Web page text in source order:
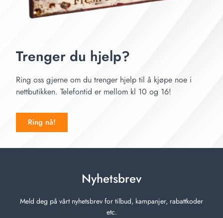
Trenger du hjelp?
Ring oss gjerne om du trenger hjelp til å kjøpe noe i
nettbutikken. Telefontid er mellom kl 10 og 16!
Ring nå!
Nyhetsbrev
Meld deg på vårt nyhetsbrev for tilbud, kampanjer, rabattkoder
etc.